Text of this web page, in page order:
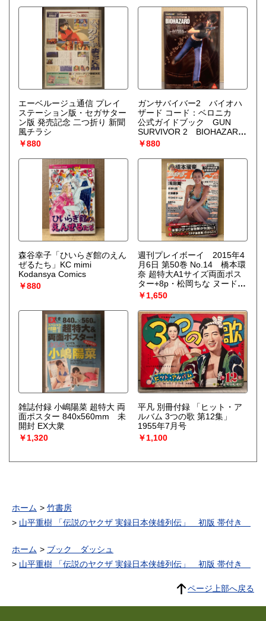
エーベルージュ通信 プレイ
ステーション版・セガサター
ン版 発売記念 二つ折り 新聞
風チラシ
￥880
ガンサバイバー2 バイオハ
ザード コード：ベロニカ
公式ガイドブック GUN
SURVIVOR 2 BIOHAZARD
-CODE:Veronica- ファミ通
本
￥880
森谷幸子「ひいらぎ館のえん
ぜるたち」KC mimi
Kodansya Comics
￥880
週刊プレイボーイ 2015年4
月6日 第50巻 No.14 橋本環
奈 超特大A1サイズ両面ポス
ター+8p・松岡ちな ヌード
6p・浅田舞 ビキニ8p・柳ゆ
り菜 ビキニ6p・佐藤麗奈 ビ
キニ6p・石橋杏奈 ビキニ
4p・オリヴィア ヌード4p・
AKB48チーム8 6p 他
￥1,650
雑誌付録 小嶋陽菜 超特大 両
面ポスター 840x560mm 未
開封 EX大衆
￥1,320
平凡 別冊付録 「ヒット・ア
ルバム 3つの歌 第12集」
1955年7月号
￥1,100
ホーム
竹書房
山平重樹 「伝説のヤクザ 実録日本侠雄列伝」 初版 帯付き
ホーム
ブック ダッシュ
山平重樹 「伝説のヤクザ 実録日本侠雄列伝」 初版 帯付き
ページ上部へ戻る